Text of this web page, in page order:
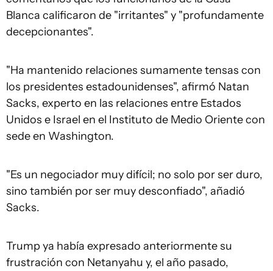
Blanca calificaron de "irritantes" y "profundamente
decepcionantes".
"Ha mantenido relaciones sumamente tensas con
los presidentes estadounidenses", afirmó Natan
Sacks, experto en las relaciones entre Estados
Unidos e Israel en el Instituto de Medio Oriente con
sede en Washington.
"Es un negociador muy difícil; no solo por ser duro,
sino también por ser muy desconfiado", añadió
Sacks.
Trump ya había expresado anteriormente su
frustración con Netanyahu y, el año pasado,